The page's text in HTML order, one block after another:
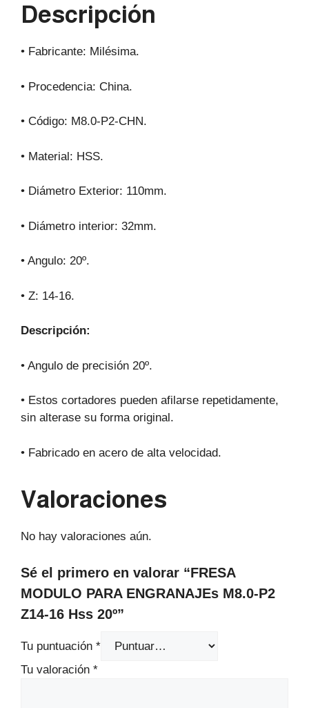
p
o
Descripción
• Fabricante: Milésima.
• Procedencia: China.
• Código: M8.0-P2-CHN.
• Material: HSS.
• Diámetro Exterior: 110mm.
• Diámetro interior: 32mm.
• Angulo: 20º.
• Z: 14-16.
Descripción:
• Angulo de precisión 20º.
• Estos cortadores pueden afilarse repetidamente,
sin alterase su forma original.
• Fabricado en acero de alta velocidad.
Valoraciones
No hay valoraciones aún.
Sé el primero en valorar “FRESA
MODULO PARA ENGRANAJEs M8.0-P2
Z14-16 Hss 20º”
Tu puntuación *
Tu valoración *